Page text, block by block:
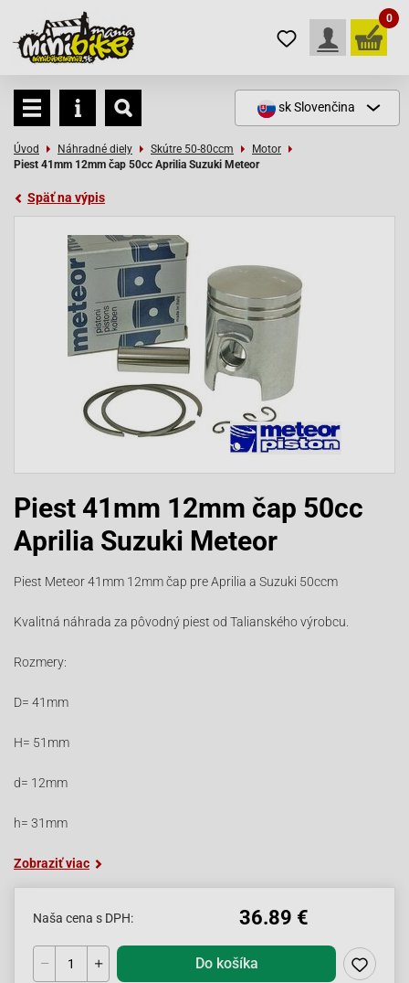
0
skSlovenčina
Úvod Náhradné diely Skútre 50-80ccm
Motor
Piest 41mm 12mm čap 50cc Aprilia Suzuki Meteor
Späť na výpis
Piest 41mm 12mm čap 50cc
Aprilia Suzuki Meteor
Piest Meteor 41mm 12mm čap pre Aprilia a Suzuki 50ccm
Kvalitná náhrada za pôvodný piest od Talianského výrobcu.
Rozmery:
D= 41mm
H= 51mm
d= 12mm
h= 31mm
Zobraziť viac
Naša cena s DPH: 36.89 €
Do košíka